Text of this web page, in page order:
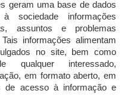
geram uma base de dados
sociedade informações
assuntos e problemas
informações alimentam
no site, bem como
interessado,
em formato aberto, em
de acesso à informação e